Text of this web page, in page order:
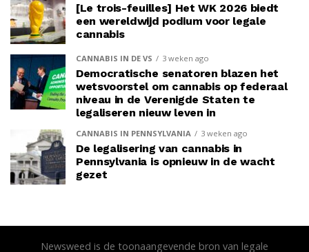
[Le trois-feuilles] Het WK 2026 biedt
een wereldwijd podium voor legale
cannabis
CANNABIS IN DE VS 3 weken ago
Democratische senatoren blazen het
wetsvoorstel om cannabis op federaal
niveau in de Verenigde Staten te
legaliseren nieuw leven in
CANNABIS IN PENNSYLVANIA 3 weken ago
De legalisering van cannabis in
Pennsylvania is opnieuw in de wacht
gezet
Newsweed is de toonaangevende bron van legale